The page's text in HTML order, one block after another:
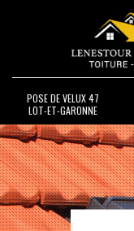
POSE DE VELUX 47
LOT-ET-GARONNE